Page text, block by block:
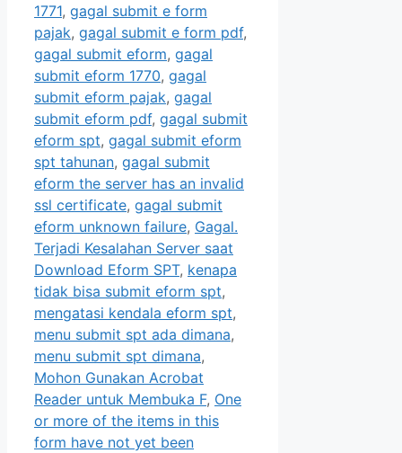
1771, gagal submit e form
pajak, gagal submit e form pdf,
gagal submit eform, gagal
submit eform 1770, gagal
submit eform pajak, gagal
submit eform pdf, gagal submit
eform spt, gagal submit eform
spt tahunan, gagal submit
eform the server has an invalid
ssl certificate, gagal submit
eform unknown failure, Gagal.
Terjadi Kesalahan Server saat
Download Eform SPT, kenapa
tidak bisa submit eform spt,
mengatasi kendala eform spt,
menu submit spt ada dimana,
menu submit spt dimana,
Mohon Gunakan Acrobat
Reader untuk Membuka F, One
or more of the items in this
form have not yet been